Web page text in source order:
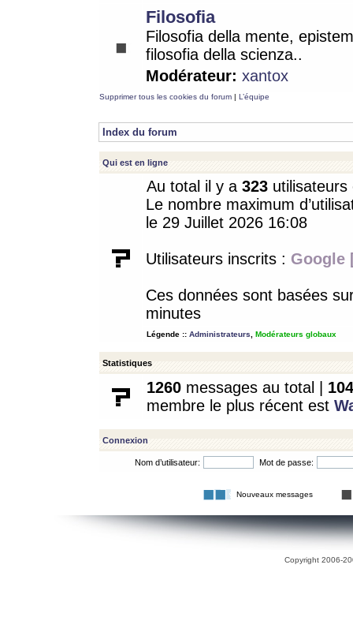
Filosofia
Filosofia della mente,
filosofia della scienza..
Modérateur: xantox
Supprimer tous les cookies du forum | L’équipe
Index du forum
Qui est en ligne
Au total il y a 323
Le nombre maximum
le 29 Juillet 2026 16:08
Utilisateurs inscrits : Google
Ces données sont basées
minutes
Légende :: Administrateurs Modérateurs globaux
Statistiques
1260 messages au total | 104
membre le plus récent est
Connexion
Nom d’utilisateur: Mot de passe:
Nouveaux messages
Copyright 2006-